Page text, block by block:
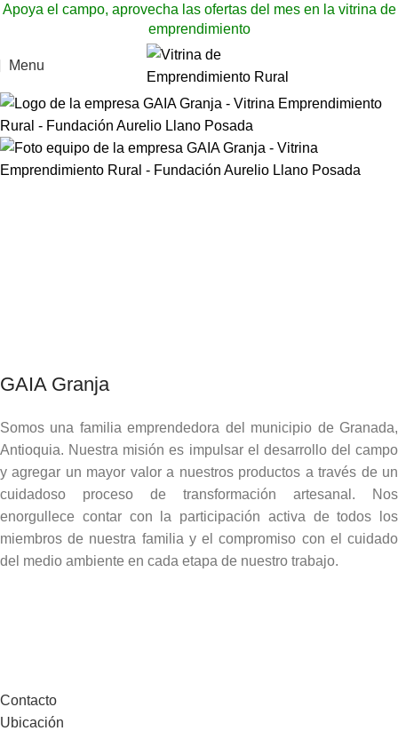
Apoya el campo, aprovecha las ofertas del mes en la vitrina de
emprendimiento
Menu
GAIA Granja
Somos una familia emprendedora del municipio de Granada,
Antioquia. Nuestra misión es impulsar el desarrollo del campo
y agregar un mayor valor a nuestros productos a través de un
cuidadoso proceso de transformación artesanal. Nos
enorgullece contar con la participación activa de todos los
miembros de nuestra familia y el compromiso con el cuidado
del medio ambiente en cada etapa de nuestro trabajo.
Contacto
Ubicación